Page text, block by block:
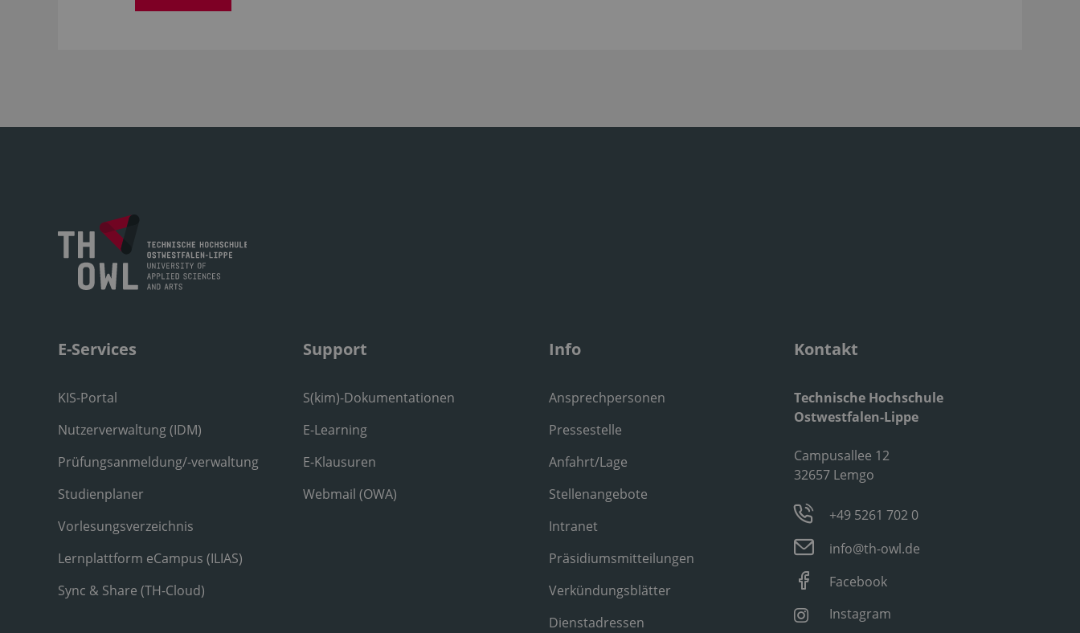
E-Services
KIS-Portal
Nutzerverwaltung (IDM)
Prüfungsanmeldung/-verwaltung
Studienplaner
Vorlesungsverzeichnis
Lernplattform eCampus (ILIAS)
Sync & Share (TH-Cloud)
Support
S(kim)-Dokumentationen
E-Learning
E-Klausuren
Webmail (OWA)
Info
Ansprechpersonen
Pressestelle
Anfahrt/Lage
Stellenangebote
Intranet
Präsidiumsmitteilungen
Verkündungsblätter
Dienstadressen
Kontakt
Technische Hochschule
Ostwestfalen-Lippe
Campusallee 12
32657 Lemgo
+49 5261 702 0
info@th-owl.de
Facebook
Instagram